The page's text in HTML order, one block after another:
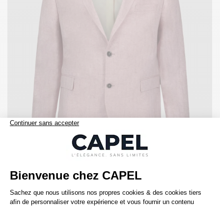
capel
Veste à Chevrons en Lin Grande Taille Rose
490,00 €